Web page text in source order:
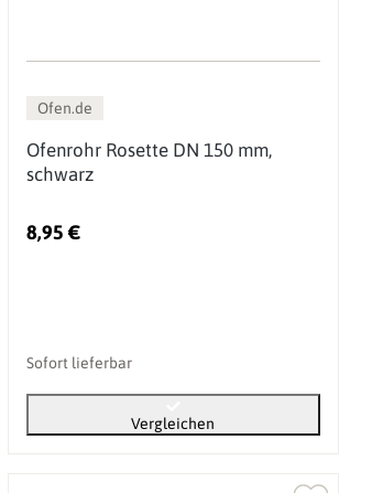
Ofen.de
Ofenrohr Rosette DN 150 mm,
schwarz
8,95 €
Sofort lieferbar
Vergleichen